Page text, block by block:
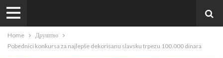
Home
Друштво
Pobednici konkursa za najlepše dekorisanu slavsku trpezu 100.000 dinara